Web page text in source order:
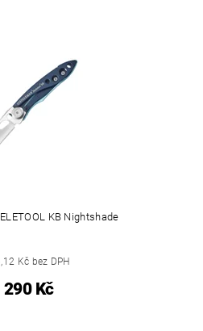
KB Nightshade
Kč bez DPH
290 Kč